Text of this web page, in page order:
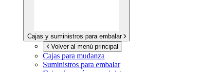
Cajas y suministros para embalar
Volver al menú principal
Cajas para mudanza
Suministros para embalar